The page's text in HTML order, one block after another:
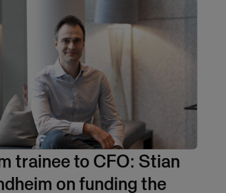
trainee to CFO: Stian
on funding the